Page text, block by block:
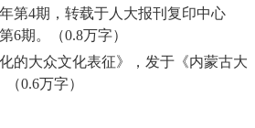
年第4期，转载于人大报刊复印中心
6期。（0.8万字）
化的大众文化表征》，发于《内蒙古大
（0.6万字）